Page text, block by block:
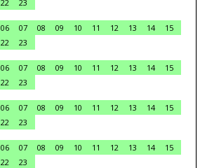
22
23
06 07 08 09 10 11 12 13 14
15
22
23
06 07 08 09 10 11 12 13 14
15
22
23
06 07 08 09 10 11 12 13 14
15
22
23
06 07 08 09 10 11 12 13 14
15
22
23